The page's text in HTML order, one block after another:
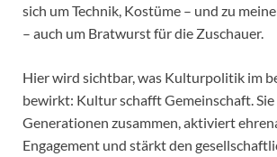
sich um Technik, Kostüme – und zu
– auch um Bratwurst für die Zuschauer.
Hier wird sichtbar, was Kulturpolitik im
bewirkt: Kultur schafft Gemeinschaft.
Generationen zusammen, aktiviert
Engagement und stärkt den